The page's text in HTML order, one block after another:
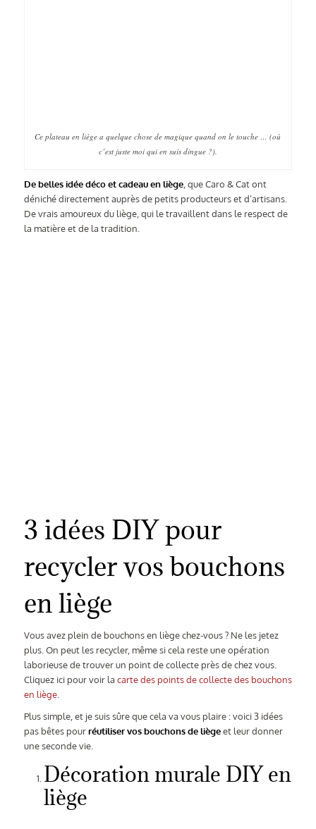
Ce plateau en liège a quelque chose de magique quand on le touche … (où
c’est juste moi qui en suis dingue ?).
De belles idée déco et cadeau en liège, que Caro & Cat ont
déniché directement auprès de petits producteurs et d’artisans.
De vrais amoureux du liège, qui le travaillent dans le respect de
la matière et de la tradition.
3 idées DIY pour
recycler vos bouchons
en liège
Vous avez plein de bouchons en liège chez-vous ? Ne les jetez
plus. On peut les recycler, même si cela reste une opération
laborieuse de trouver un point de collecte près de chez vous.
Cliquez ici pour voir la carte des points de collecte des bouchons
en liège.
Plus simple, et je suis sûre que cela va vous plaire : voici 3 idées
pas bêtes pourréutiliser vos bouchons de liègeet leur donner
une seconde vie.
Décoration murale DIY en
liège